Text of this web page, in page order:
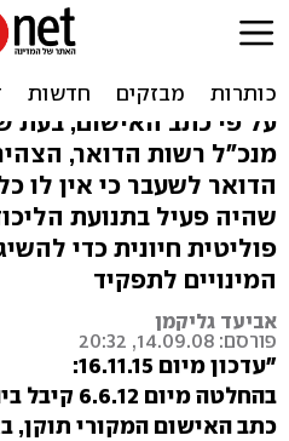
יוסי שלי
שקר וקבלת דבר
על פי כתב האישום, בעת
מנכ"ל רשות הדואר,
הדואר לשעבר כי אין לו
שהיה פעיל בתנועת
פוליטית חיונית כדי
המינויים לתפקיד
אביעד גליקמן
פורסם: 14.09.08, 20:32
"עדכון מיום 16.11.15:
בהחלטה
כתב האישום המקורי תוקן,